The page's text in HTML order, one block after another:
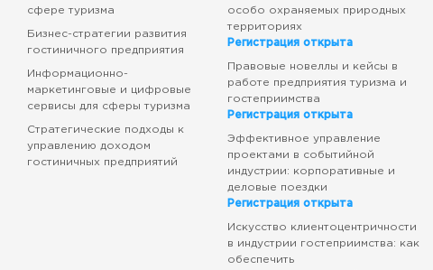
сфере туризма
Бизнес-стратегии развития
гостиничного предприятия
Информационно-
маркетинговые и цифровые
сервисы для сферы туризма
Стратегические подходы к
управлению доходом
гостиничных предприятий
особо охраняемых природных
территориях
Регистрация открыта
Правовые новеллы и кейсы в
работе предприятия туризма и
гостеприимства
Регистрация открыта
Эффективное управление
проектами в событийной
индустрии: корпоративные и
деловые поездки
Регистрация открыта
Искусство клиентоцентричности
в индустрии гостеприимства: как
обеспечить